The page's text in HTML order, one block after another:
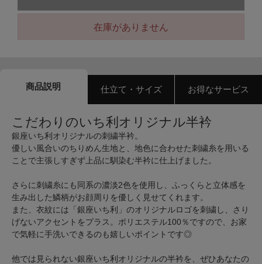
在庫がありません
商品説明 仕立て・サイズ お得なサービス
こだわりのいち利オリジナル半衿
銀座いち利オリジナルの刺繍半衿。
優しい風合いのちりめん生地と、地色に合わせた刺繍糸を用いる
ことで主張しすぎず上品に馴染む半衿に仕上げました。
さらに刺繍糸にも同系の濃淡2色を使用し、ふっくらと立体感を
生み出した鱗柄がお顔周りを優しく見せてくれます。
また、衣紋には「銀座いち利」のオリジナルロゴを刺繍し、さり
げないアクセントをプラス。ポリエステル100％ですので、お家
で気軽に手洗いできるのも嬉しいポイントです◎
他では見られない銀座いち利オリジナルの半衿を、ぜひあなたの